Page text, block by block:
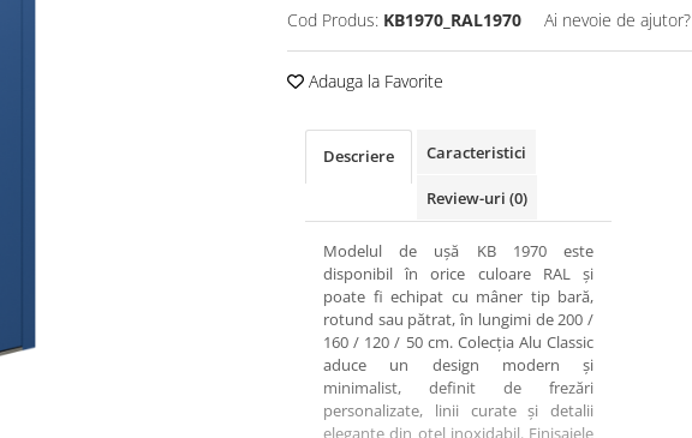
Cod Produs: KB1970_RAL1970 Ai nevoie de ajutor?
Adauga la Favorite
Descriere Caracteristici
Review-uri (0)
Modelul de ușă KB 1970 este
disponibil în orice culoare RAL și
poate fi echipat cu mâner tip bară,
rotund sau pătrat, în lungimi de 200 /
160 / 120 / 50 cm. Colecția Alu Classic
aduce un design modern și
minimalist, definit de frezări
personalizate, linii curate și detalii
elegante din oțel inoxidabil. Finisajele